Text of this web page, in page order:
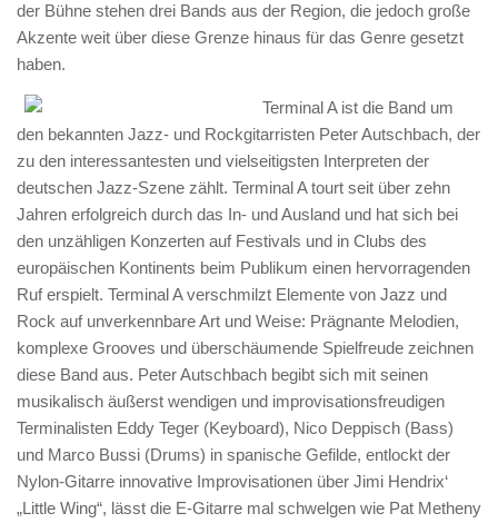
der Bühne stehen drei Bands aus der Region, die jedoch große
Akzente weit über diese Grenze hinaus für das Genre gesetzt
haben.
Terminal A ist die Band um
den bekannten Jazz- und Rockgitarristen Peter Autschbach, der
zu den interessantesten und vielseitigsten Interpreten der
deutschen Jazz-Szene zählt. Terminal A tourt seit über zehn
Jahren erfolgreich durch das In- und Ausland und hat sich bei
den unzähligen Konzerten auf Festivals und in Clubs des
europäischen Kontinents beim Publikum einen hervorragenden
Ruf erspielt. Terminal A verschmilzt Elemente von Jazz und
Rock auf unverkennbare Art und Weise: Prägnante Melodien,
komplexe Grooves und überschäumende Spielfreude zeichnen
diese Band aus. Peter Autschbach begibt sich mit seinen
musikalisch äußerst wendigen und improvisationsfreudigen
Terminalisten Eddy Teger (Keyboard), Nico Deppisch (Bass)
und Marco Bussi (Drums) in spanische Gefilde, entlockt der
Nylon-Gitarre innovative Improvisationen über Jimi Hendrix‘
„Little Wing“, lässt die E-Gitarre mal schwelgen wie Pat Metheny